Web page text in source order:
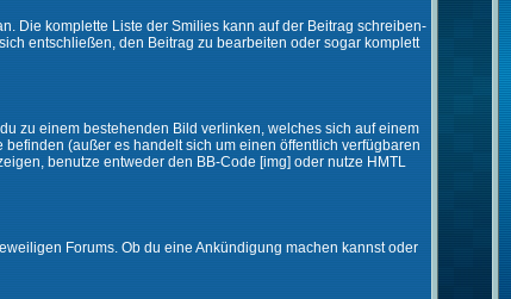
Die komplette Liste der Smilies kann auf der Beitrag schreiben-
entschließen, den Beitrag zu bearbeiten oder sogar komplett
zu einem bestehenden Bild verlinken, welches sich auf einem
(außer es handelt sich um einen öffentlich verfügbaren
benutze entweder den BB-Code [img] oder nutze HMTL
Forums. Ob du eine Ankündigung machen kannst oder